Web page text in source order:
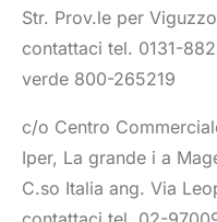
Str. Prov.le per
contattaci tel. 0131-
verde 800-265219
c/o Centro
Iper, La grande i a
C.so Italia ang. Via